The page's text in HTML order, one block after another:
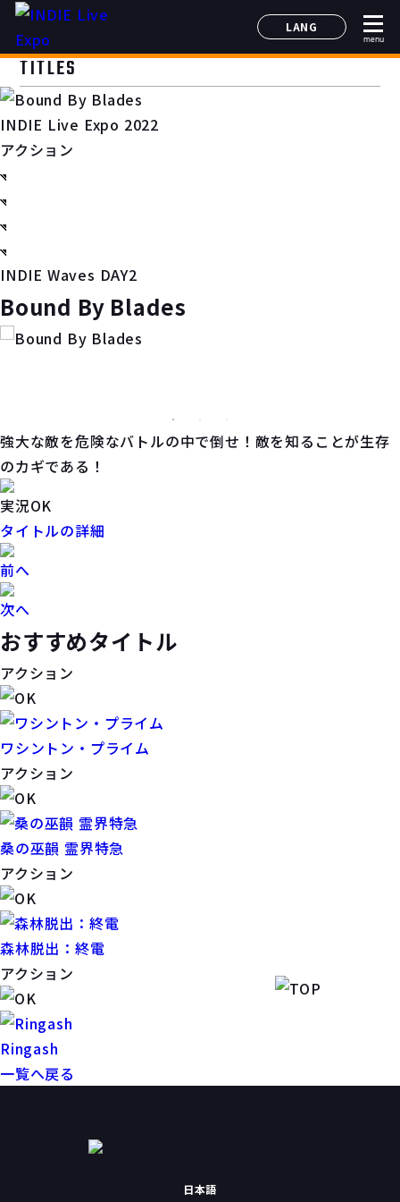
LANG
日本語
menu
TITLES
INDIE Live Expo 2022
アクション
INDIE Waves DAY2
Bound By Blades
強大な敵を危険なバトルの中で倒せ！敵を知ることが生存
のカギである！
実況OK
タイトルの詳細
前へ
次へ
おすすめタイトル
アクション
ワシントン・プライム
アクション
桑の巫韻 霊界特急
アクション
森林脱出：終電
アクション
Ringash
一覧へ戻る
日本語